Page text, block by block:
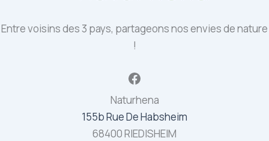
Entre voisins des 3 pays, partageons nos envies de nature
!
Facebook
Naturhena
155b Rue De Habsheim
68400 RIEDISHEIM